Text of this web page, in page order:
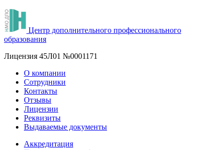
Центр дополнительного профессионального
образования
Лицензия 45Л01 №0001171
О компании
Сотрудники
Контакты
Отзывы
Лицензии
Реквизиты
Выдаваемые документы
Аккредитация